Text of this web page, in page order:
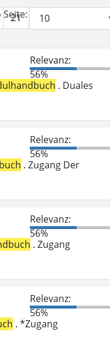
21 22
Relevanz:
56%
. Duales
Relevanz:
56%
. Zugang Der
Relevanz:
56%
. Zugang
Relevanz:
56%
. *Zugang